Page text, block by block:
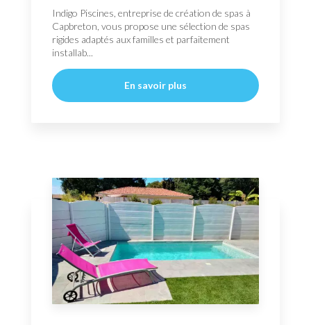
Indigo Piscines, entreprise de création de spas à
Capbreton, vous propose une sélection de spas
rigides adaptés aux familles et parfaitement
installab...
En savoir plus